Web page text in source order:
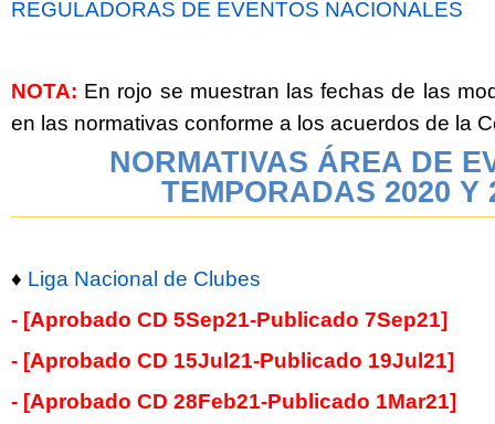
REGULADORAS DE EVENTOS NACIONALES
NOTA: En rojo se muestran las fechas de las
en las normativas conforme a los acuerdos de la
NORMATIVAS ÁREA DE
TEMPORADAS 2020 Y
♦ Liga Nacional de Clubes
- [Aprobado CD 5Sep21-Publicado 7Sep21]
- [Aprobado CD 15Jul21-Publicado 19Jul21]
- [Aprobado CD 28Feb21-Publicado 1Mar21]